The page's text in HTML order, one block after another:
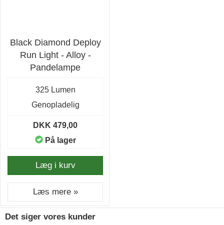
Black Diamond Deploy
Run Light - Alloy -
Pandelampe
325 Lumen
Genopladelig
DKK 479,00
På lager
Læg i kurv
Læs mere »
Det siger vores kunder